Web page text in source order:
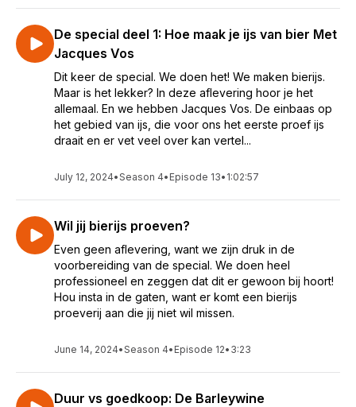
De special deel 1: Hoe maak je ijs van bier Met
Jacques Vos
Dit keer de special. We doen het! We maken bierijs.
Maar is het lekker? In deze aflevering hoor je het
allemaal. En we hebben Jacques Vos. De einbaas op
het gebied van ijs, die voor ons het eerste proef ijs
draait en er vet veel over kan vertel...
July 12, 2024•Season 4• Episode 13• 1:02:57
Wil jij bierijs proeven?
Even geen aflevering, want we zijn druk in de
voorbereiding van de special. We doen heel
professioneel en zeggen dat dit er gewoon bij hoort!
Hou insta in de gaten, want er komt een bierijs
proeverij aan die jij niet wil missen.
June 14, 2024•Season 4• Episode 12• 3:23
Duur vs goedkoop: De Barleywine